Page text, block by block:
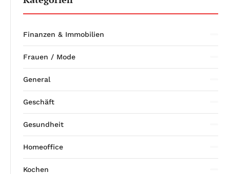
Finanzen & Immobilien
Frauen / Mode
General
Geschäft
Gesundheit
Homeoffice
Kochen